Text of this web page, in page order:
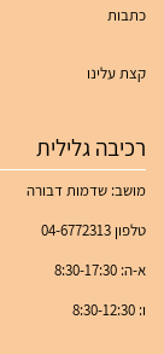
כתבות
קצת עלינו
רכיבה גלילית
מושב: שדמות דבורה
טלפון 04-6772313
א-ה: 8:30-17:30
ו: 8:30-12:30